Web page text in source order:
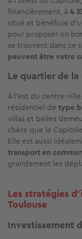
financièrement, à 4
situé et bénéficie
pour proposer un
se trouvent dans ce
peuvent être votre
Le quartier de
À l'est du centre-ville,
résidentiel de type
villas et belles
chère que le
Elle est aussi
transport en
grandement les
Les stratégies
Toulouse
Investissement